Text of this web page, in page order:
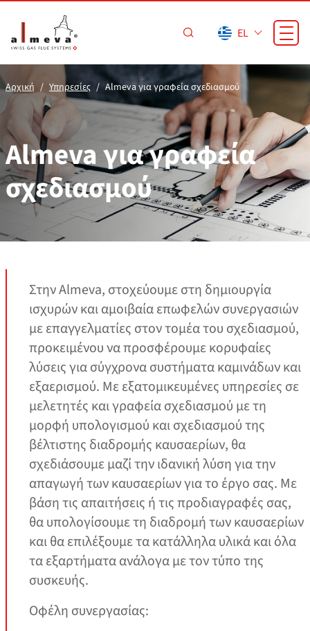
EL
Αρχική Υπηρεσίες Almeva για γραφεία σχεδιασμού
Almeva για γραφεία
σχεδιασμού
Στην Almeva, στοχεύουμε στη δημιουργία
ισχυρών και αμοιβαία επωφελών συνεργασιών
με επαγγελματίες στον τομέα του σχεδιασμού,
προκειμένου να προσφέρουμε κορυφαίες
λύσεις για σύγχρονα συστήματα καμινάδων και
εξαερισμού. Με εξατομικευμένες υπηρεσίες σε
μελετητές και γραφεία σχεδιασμού με τη
μορφή υπολογισμού και σχεδιασμού της
βέλτιστης διαδρομής καυσαερίων, θα
σχεδιάσουμε μαζί την ιδανική λύση για την
απαγωγή των καυσαερίων για το έργο σας. Με
βάση τις απαιτήσεις ή τις προδιαγραφές σας,
θα υπολογίσουμε τη διαδρομή των καυσαερίων
και θα επιλέξουμε τα κατάλληλα υλικά και όλα
τα εξαρτήματα ανάλογα με τον τύπο της
συσκευής.
Οφέλη συνεργασίας: